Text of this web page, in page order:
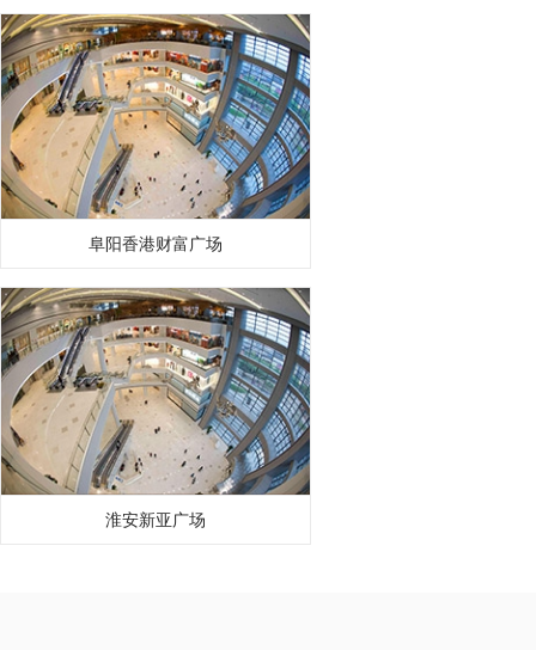
阜阳香港财富广场
淮安新亚广场